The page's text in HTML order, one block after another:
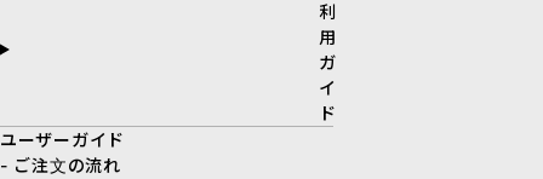
利
用
ガ
イ
ド
ユーザーガイド
- ご注文の流れ